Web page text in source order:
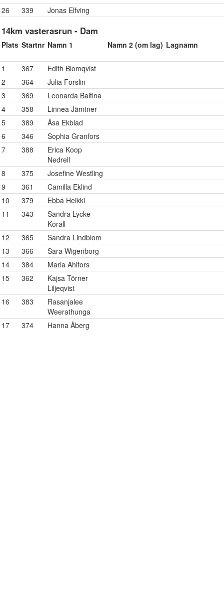
26
339 Jonas Elfving
14km vasterasrun - Dam
Plats Startnr Namn 1 Namn 2 (om lag) Lagnamn
1 367
Edith Blomqvist
2
364
Julia Forslin
3
369
Leonarda Baltina
4
358
Linnea Jämtner
5
389
Åsa Ekblad
6
346
Sophia Granfors
7
388
Erica Koop
Nedrell
8
375
Josefine Westling
9
361
Camilla Eklind
10
379
Ebba Heikki
11
343
Sandra Lycke
Korall
12
365
Sandra Lindblom
13
366
Sara Wigenborg
14
384
Maria Ahlfors
15
362
Kajsa Törner
Liljeqvist
16
383
Rasanjalee
Weerathunga
17
374 Hanna Åberg